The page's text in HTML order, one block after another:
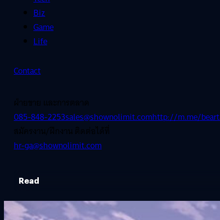
Biz
Game
Life
Contact
ฝ่ายขาย และการตลาด
085-848-2253sales@shownolimit.comhttp://m.me/
สมัครงาน/ฝึกงาน ติดต่อได้ที่
hr-ga@shownolimit.com
Read